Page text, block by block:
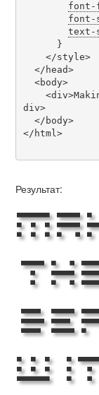
font-
font-
text-
div>
</html>
Результат: